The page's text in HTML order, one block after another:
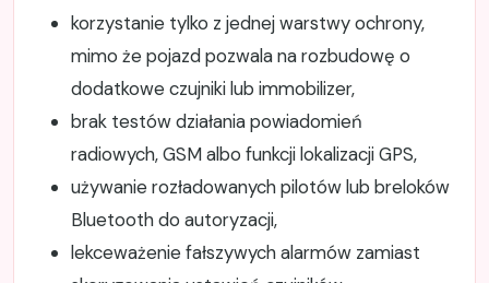
korzystanie tylko z jednej warstwy ochrony,
mimo że pojazd pozwala na rozbudowę o
dodatkowe czujniki lub immobilizer,
brak testów działania powiadomień
radiowych, GSM albo funkcji lokalizacji GPS,
używanie rozładowanych pilotów lub breloków
Bluetooth do autoryzacji,
lekceważenie fałszywych alarmów zamiast